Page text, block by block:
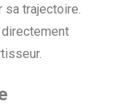
sa trajectoire.